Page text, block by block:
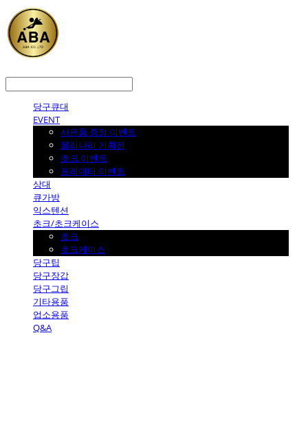
당구큐대
EVENT
사은품 증정 이벤트
몰리나리 기획전
초크 이벤트
프레데터 이벤트
상대
큐가방
익스텐션
초크/초크케이스
초크
초크케이스
당구팁
당구장갑
당구그립
기타용품
업소용품
Q&A